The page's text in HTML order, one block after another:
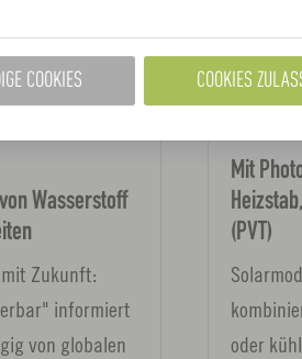
Wasserstoff
mit Zukunft:
informiert
von globalen
Mit
(PVT)
oder
COOKIES COOKIES